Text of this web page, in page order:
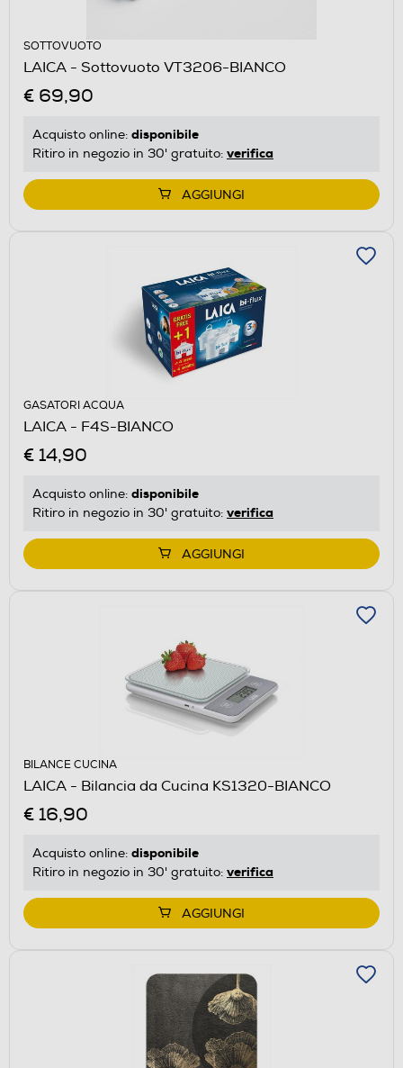
SOTTOVUOTO
LAICA - Sottovuoto VT3206-BIANCO
€ 69,90
Acquisto online: disponibile
Ritiro in negozio in 30' gratuito: verifica
AGGIUNGI
GASATORI ACQUA
LAICA - F4S-BIANCO
€ 14,90
Acquisto online: disponibile
Ritiro in negozio in 30' gratuito: verifica
AGGIUNGI
BILANCE CUCINA
LAICA - Bilancia da Cucina KS1320-BIANCO
€ 16,90
Acquisto online: disponibile
Ritiro in negozio in 30' gratuito: verifica
AGGIUNGI